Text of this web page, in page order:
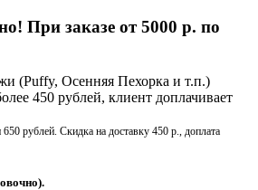
При заказе от 5000 р. по
(Puffy, Осенняя Пехорка и т.п.)
450 рублей, клиент доплачивает
рублей. Скидка на доставку 450 р., доплата